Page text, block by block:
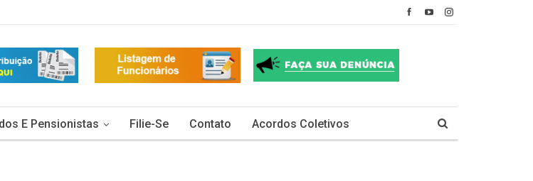
E Pensionistas Filie-Se Contato Acordos Coletivos